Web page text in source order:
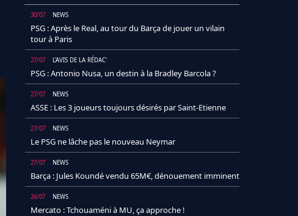
30/07 NEWS
PSG : Après le Real, au tour du Barça de jouer un vilain
tour à Paris
27/07 L'AVIS DE LA RÉDAC'
PSG : Antonio Nusa, un destin à la Bradley Barcola ?
27/07 NEWS
ASSE : Les 3 joueurs toujours désirés par Saint-Etienne
27/07 NEWS
Le PSG ne lâche pas le nouveau Neymar
27/07 NEWS
Barça : Jules Koundé vendu 65M€, dénouement imminent
26/07 NEWS
Mercato : Tchouaméni à MU, ça approche !